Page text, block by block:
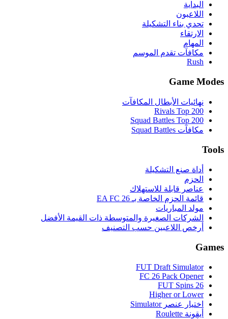
البداية
اللاعبون
تحدي بناء التشكيلة
الارتقاء
المهام
مكافآت تقدم الموسم
Rush
Game Modes
نهائيات الأبطال المكافآت
Rivals Top 200
Squad Battles Top 200
مكافآت Squad Battles
Tools
أداة صنع التشكيلة
الحزم
عناصر قابلة للاستهلاك
قائمة الحزم الخاصة بـ EA FC 26
مولد المباريات
الشركات الصغيرة والمتوسطة ذات القيمة الأفضل
أرخص اللاعبين حسب التصنيف
Games
FUT Draft Simulator
FC 26 Pack Opener
FUT Spins 26
Higher or Lower
اختيار عنصر Simulator
أيقونة Roulette